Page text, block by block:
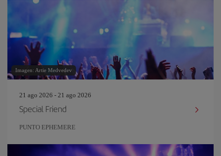
Imagen: Artie Medvedev
21 ago 2026 - 21 ago 2026
Special Friend
PUNTO EPHEMERE